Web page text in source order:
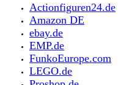
Actionfiguren24.de
Amazon DE
ebay.de
EMP.de
FunkoEurope.com
LEGO.de